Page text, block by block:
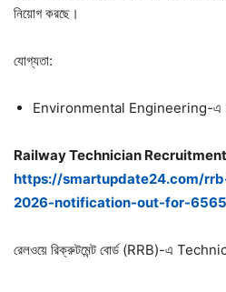
নিয়োগ করছে।
যোগ্যতা:
Environmental Engineering-এ
Railway Technician
https://smartupdate24.com/
2026-notification-out-for-
রেলওয়ে রিক্রুটমেন্ট বোর্ড (RRB)-এ